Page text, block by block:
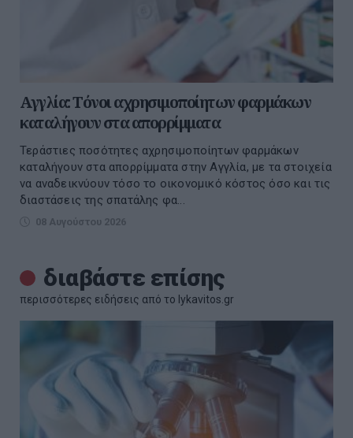
Αγγλία: Τόνοι αχρησιμοποίητων φαρμάκων
καταλήγουν στα απορρίμματα
Τεράστιες ποσότητες αχρησιμοποίητων φαρμάκων
καταλήγουν στα απορρίμματα στην Αγγλία, με τα στοιχεία
να αναδεικνύουν τόσο το οικονομικό κόστος όσο και τις
διαστάσεις της σπατάλης φα...
08 Αυγούστου 2026
διαβάστε επίσης
περισσότερες ειδήσεις από το lykavitos.gr